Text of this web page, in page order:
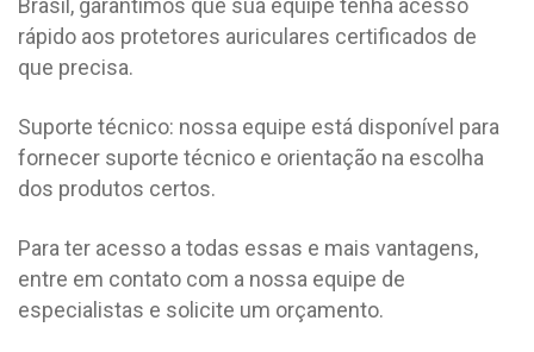
Brasil, garantimos que sua equipe tenha acesso
rápido aos protetores auriculares certificados de
que precisa.
Suporte técnico: nossa equipe está disponível para
fornecer suporte técnico e orientação na escolha
dos produtos certos.
Para ter acesso a todas essas e mais vantagens,
entre em contato com a nossa equipe de
especialistas e solicite um orçamento.